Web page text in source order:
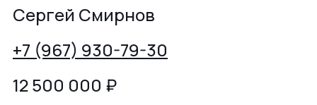
Сергей Смирнов
+7 (967) 930-79-30
12 500 000 ₽